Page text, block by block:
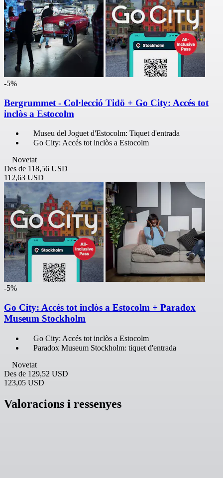
-5%
Bergrummet - Col·lecció Tidö + Go City: Accés tot
inclòs a Estocolm
Museu del Joguet d'Estocolm: Tiquet d'entrada
Go City: Accés tot inclòs a Estocolm
Novetat
Des de 118,56 USD
112,63 USD
-5%
Go City: Accés tot inclòs a Estocolm + Paradox
Museum Stockholm
Go City: Accés tot inclòs a Estocolm
Paradox Museum Stockholm: tiquet d'entrada
Novetat
Des de 129,52 USD
123,05 USD
Valoracions i ressenyes